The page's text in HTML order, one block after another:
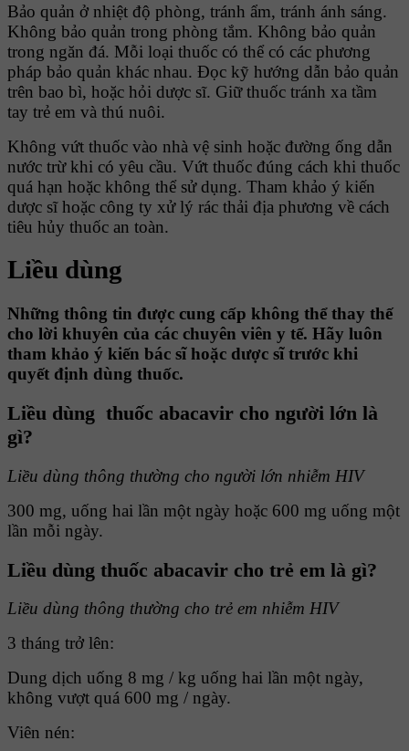
Bảo quản ở nhiệt độ phòng, tránh ẩm, tránh ánh sáng.
Không bảo quản trong phòng tắm. Không bảo quản
trong ngăn đá. Mỗi loại thuốc có thể có các phương
pháp bảo quản khác nhau. Đọc kỹ hướng dẫn bảo quản
trên bao bì, hoặc hỏi dược sĩ. Giữ thuốc tránh xa tầm
tay trẻ em và thú nuôi.
Không vứt thuốc vào nhà vệ sinh hoặc đường ống dẫn
nước trừ khi có yêu cầu. Vứt thuốc đúng cách khi thuốc
quá hạn hoặc không thể sử dụng. Tham khảo ý kiến
dược sĩ hoặc công ty xử lý rác thải địa phương về cách
tiêu hủy thuốc an toàn.
Liều dùng
Những thông tin được cung cấp không thể thay thế
cho lời khuyên của các chuyên viên y tế. Hãy luôn
tham khảo ý kiến bác sĩ hoặc dược sĩ trước khi
quyết định dùng thuốc.
Liều dùng thuốc abacavir cho người lớn là
gì?
Liều dùng thông thường cho người lớn nhiễm HIV
300 mg, uống hai lần một ngày hoặc 600 mg uống một
lần mỗi ngày.
Liều dùng thuốc abacavir cho trẻ em là gì?
Liều dùng thông thường cho trẻ em nhiễm HIV
3 tháng trở lên:
Dung dịch uống 8 mg / kg uống hai lần một ngày,
không vượt quá 600 mg / ngày.
Viên nén: